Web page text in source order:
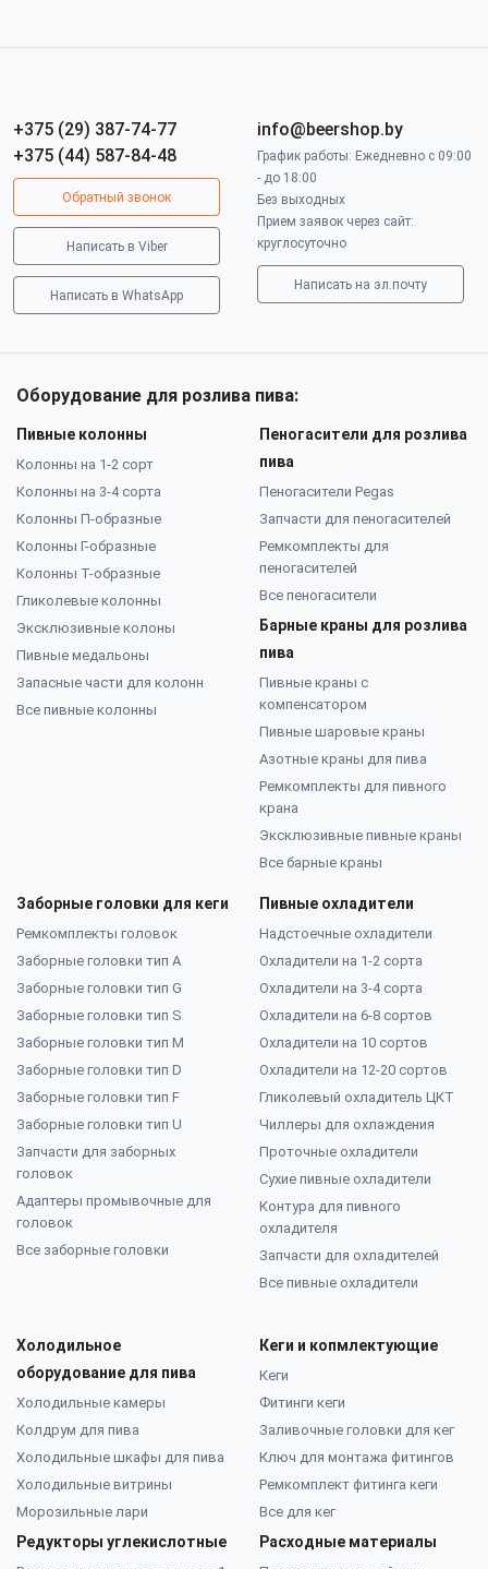
+375 (29) 387-74-77
+375 (44) 587-84-48
Обратный звонок
Написать в Viber
Написать в WhatsApp
info@beershop.by
График работы: Ежедневно с 09:00
- до 18:00
Без выходных
Прием заявок через сайт:
круглосуточно
Написать на эл.почту
Оборудование для розлива пива:
Пивные колонны
Колонны на 1-2 сорт
Колонны на 3-4 сорта
Колонны П-образные
Колонны Г-образные
Колонны Т-образные
Гликолевые колонны
Эксклюзивные колоны
Пивные медальоны
Запасные части для колонн
Все пивные колонны
Пеногасители для розлива
пива
Пеногасители Pegas
Запчасти для пеногасителей
Ремкомплекты для
пеногасителей
Все пеногасители
Барные краны для розлива
пива
Пивные краны с
компенсатором
Пивные шаровые краны
Азотные краны для пива
Ремкомплекты для пивного
крана
Эксклюзивные пивные краны
Все барные краны
Заборные головки для кеги
Ремкомплекты головок
Заборные головки тип А
Заборные головки тип G
Заборные головки тип S
Заборные головки тип M
Заборные головки тип D
Заборные головки тип F
Заборные головки тип U
Запчасти для заборных
головок
Адаптеры промывочные для
головок
Все заборные головки
Пивные охладители
Надстоечные охладители
Охладители на 1-2 сорта
Охладители на 3-4 сорта
Охладители на 6-8 сортов
Охладители на 10 сортов
Охладители на 12-20 сортов
Гликолевый охладитель ЦКТ
Чиллеры для охлаждения
Проточные охладители
Сухие пивные охладители
Контура для пивного
охладителя
Запчасти для охладителей
Все пивные охладители
Холодильное
оборудование для пива
Холодильные камеры
Колдрум для пива
Холодильные шкафы для пива
Холодильные витрины
Морозильные лари
Редукторы углекислотные
Кеги и копмлектующие
Кеги
Фитинги кеги
Заливочные головки для кег
Ключ для монтажа фитингов
Ремкомплект фитинга кеги
Все для кег
Расходные материалы